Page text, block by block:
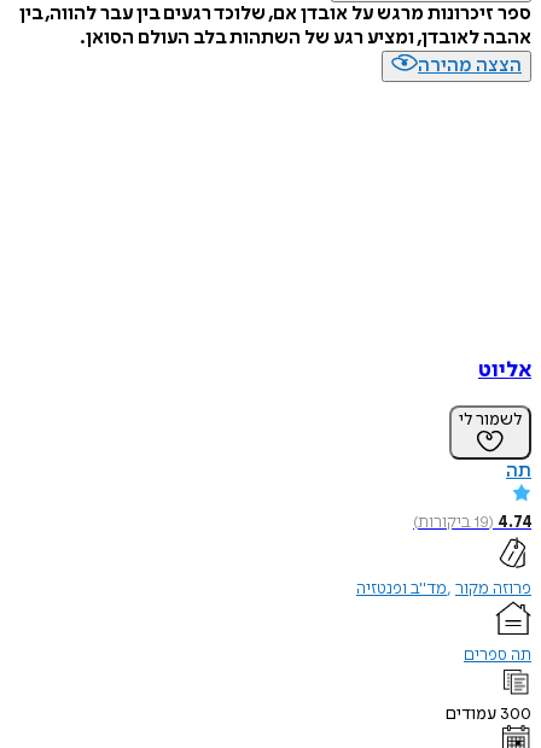
ספר זיכרונות מרגש על אובדן אם, שלוכד רגעים בין עבר להווה, בין
אהבה לאובדן, ומציע רגע של השתהות בלב העולם הסואן.
הצצה מהירה
אליוט
לשמור לי
תה
4.74
(
19ביקורות)
פרוזה מקור מד"ב ופנטזיה
תה ספרים
300 עמודים